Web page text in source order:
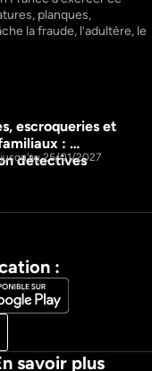
planques,
la fraude, l’adultère, le
particuliers comme des
la recherche de la vérité.
ont pu les suivre
de leurs
1h4m
escroqueries et
:
détectives
25/01/2027
:
savoir plus